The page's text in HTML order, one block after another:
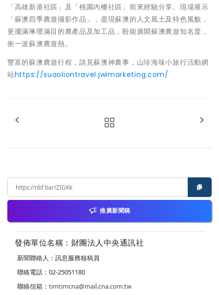
「高雄新港社區」及「桃園內柵社區」前來經驗分享。現場展示
「蘇澳四季農遊攝影作品」，盡現蘇澳的人文風土及特色風貌，
更擺滿琳瑯滿目的農產品及加工品，盼能廣開蘇澳農遊知名度，
衝一波蘇澳農遊熱。
豐富的蘇澳農遊行程，請見蘇澳神農事，山珍海味小旅行活動網
站https://suaoliontravel.jwimarketing.com/
推廣新聞稿
發佈單位名稱：財團法人中央通訊社
新聞聯絡人：訊息服務核稿員
聯絡電話：02-25051180
聯絡信箱： timtimcna@mail.cna.com.tw